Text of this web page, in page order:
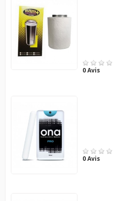
0 Avis
0 Avis